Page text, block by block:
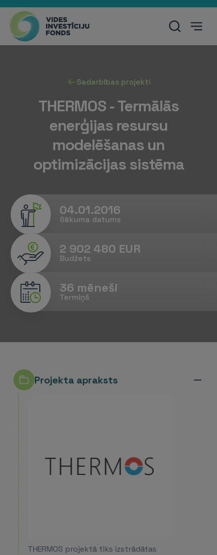
Sadarbības projekti
THERMOS - Termālās
enerģijas resursu
modelēšanas un
optimizācijas sistēma
04.01.2016
Sākuma datums
2 902 480 EUR
Budžets
36 mēneši
Termiņš
Projekta apraksts
THERMOS projektā tiks izstrādātas